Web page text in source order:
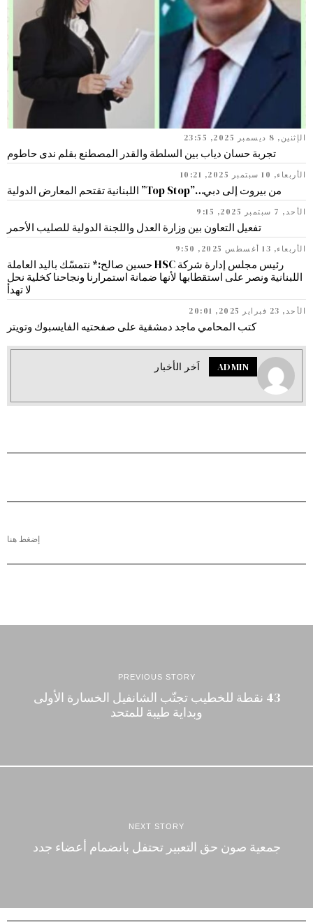
الإثنين, 8 ديسمبر 2025, 23:55
تجربة حسان دياب بين السلطة والقدر المصطنع بقلم ندى حاطوم
الأربعاء, 10 سبتمبر 2025, 10:21
من بيروت إلى دبي…”Top Stop” اللبنانية تقتحم المعارض الدولية
الأحد, 7 سبتمبر 2025, 9:15
تفعيل التعاون بين وزارة العدل واللجنة الدولية للصليب الأحمر
الأربعاء, 13 أغسطس 2025, 9:50
رئيس مجلس إدارة شركة HSC حسين صالح:* نتمسّك باليد العاملة
اللبنانية ونصر على استقطابها لأنها ضمانة استمرارنا ونجاحنا كخلية نحل
لا تهدأ
الأحد, 23 فبراير 2025, 20:01
كتب المحامي ماجد دمشقية على صفحتيه الفايسبوك وتويتر
ADMIN اَخر الأخبار
إضغط هنا
PREVIOUS STORY
43 نقطة للخطيب تجنّب الشانفيل الخسارة الأولى
وبداية طيبة للمتحد
NEXT STORY
جمعية صون حق التعبير تحتفل بانضمام أعضاء جدد‎